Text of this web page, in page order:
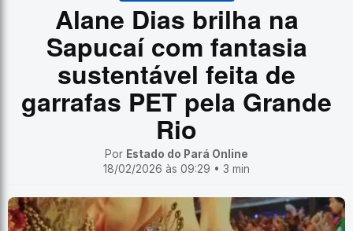
Alane Dias brilha na
Sapucaí com fantasia
sustentável feita de
garrafas PET pela Grande
Rio
Por Estado do Pará Online
18/02/2026 às 09:29 • 3 min